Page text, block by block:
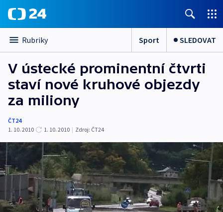
Rubriky Sport SLEDOVAT
V ústecké prominentní čtvrti
staví nové kruhové objezdy
za miliony
ČT24
1. 10. 2010
1. 10. 2010 | Zdroj: ČT24